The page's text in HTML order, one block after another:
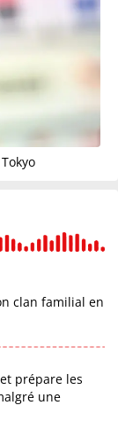
clan familial en
prépare les
une